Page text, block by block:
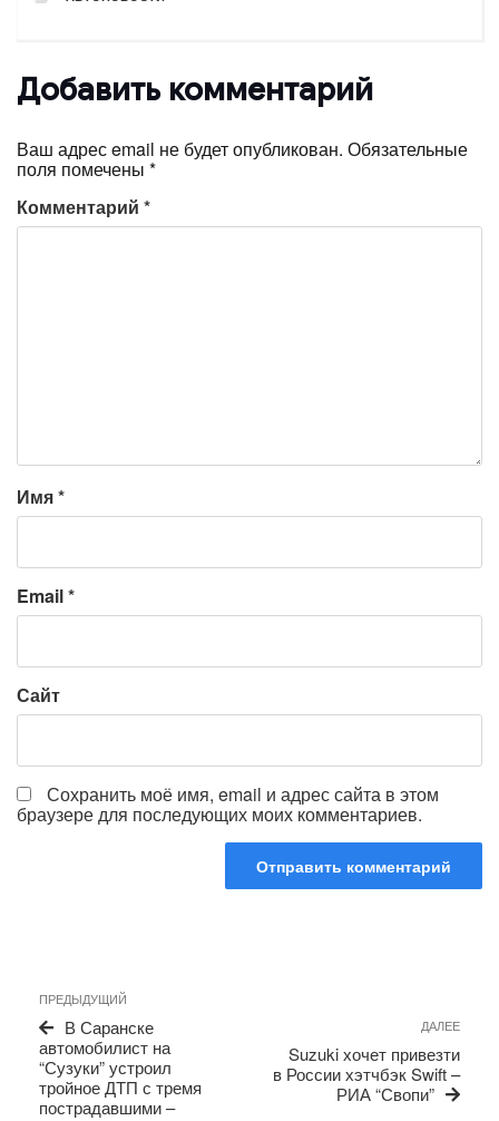
Добавить комментарий
Ваш адрес email не будет опубликован. Обязательные
поля помечены *
Комментарий *
Имя*
Email*
Сайт
Сохранить моё имя, email и адрес сайта в этом
браузере для последующих моих комментариев.
по
записям
Предыдущая
запись
ПРЕДЫДУЩИЙ
В Саранске
автомобилист на
“Сузуки” устроил
тройное ДТП с тремя
пострадавшими –
ДАЛЕЕ
Suzuki хочет привезти
в России хэтчбэк Swift –
РИА “Свопи”